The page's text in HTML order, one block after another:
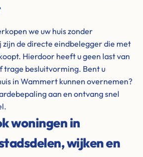
we uw huis zonder
zijn de directe eindbelegger die met
Hierdoor heeft u geen last van
trage besluitvorming. Bent u
in Wammert kunnen overnemen?
aan en ontvang snel
woningen in
wijken en